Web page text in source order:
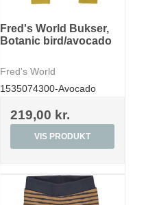
Fred's World Bukser,
Botanic bird/avocado
Fred's World
1535074300-Avocado
219,00 kr.
VIS PRODUKT